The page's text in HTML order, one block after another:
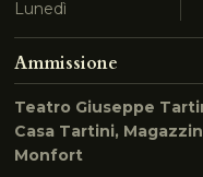
Lunedì
Ammissione
Teatro Giuseppe
Casa Tartini,
Monfort